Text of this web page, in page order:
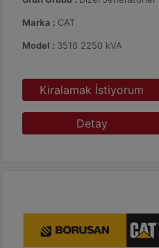
Marka : CAT
Model : 3516 2250 kVA
Kiralamak İstiyorum
Detay